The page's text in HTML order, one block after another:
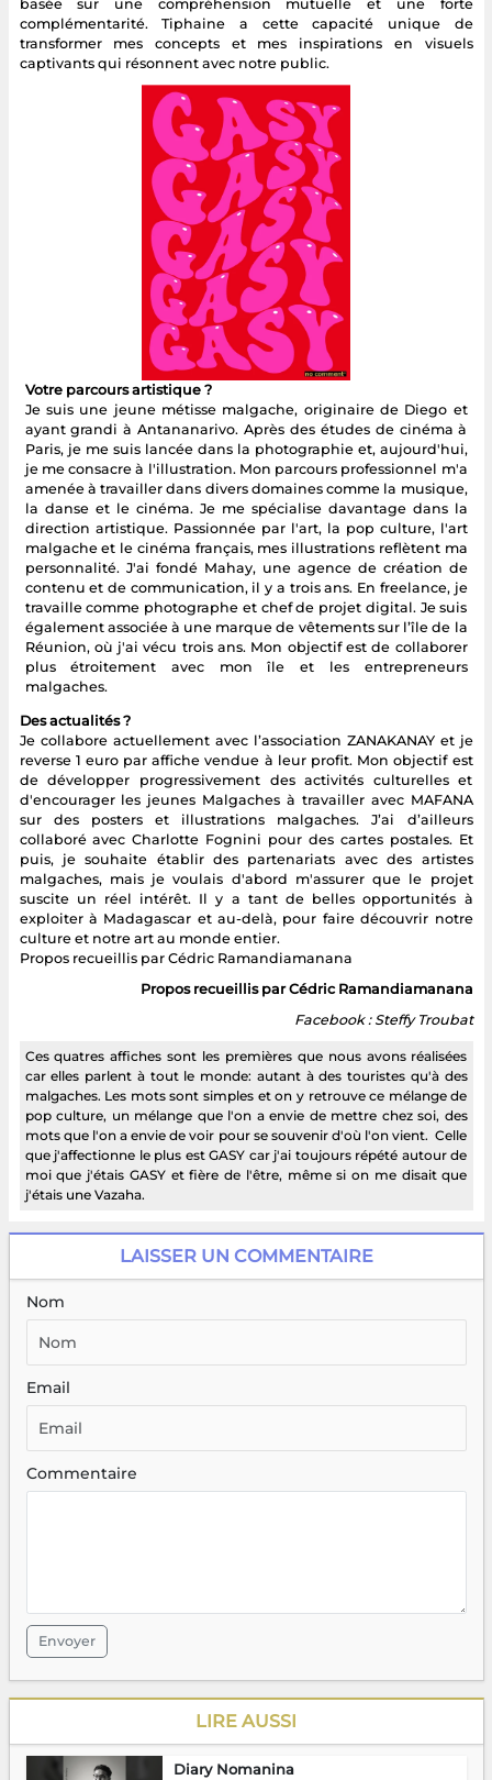
basée sur une compréhension mutuelle et une forte
complémentarité. Tiphaine a cette capacité unique de
transformer mes concepts et mes inspirations en visuels
captivants qui résonnent avec notre public.
Votre parcours artistique ?
Je suis une jeune métisse malgache, originaire de Diego et
ayant grandi à Antananarivo. Après des études de cinéma à
Paris, je me suis lancée dans la photographie et, aujourd'hui,
je me consacre à l'illustration. Mon parcours professionnel m'a
amenée à travailler dans divers domaines comme la musique,
la danse et le cinéma. Je me spécialise davantage dans la
direction artistique. Passionnée par l'art, la pop culture, l'art
malgache et le cinéma français, mes illustrations reflètent ma
personnalité. J'ai fondé Mahay, une agence de création de
contenu et de communication, il y a trois ans. En freelance, je
travaille comme photographe et chef de projet digital. Je suis
également associée à une marque de vêtements sur l’île de la
Réunion, où j'ai vécu trois ans. Mon objectif est de collaborer
plus étroitement avec mon île et les entrepreneurs
malgaches.
Des actualités ?
Je collabore actuellement avec l’association ZANAKANAY et je
reverse 1 euro par affiche vendue à leur profit. Mon objectif est
de développer progressivement des activités culturelles et
d'encourager les jeunes Malgaches à travailler avec MAFANA
sur des posters et illustrations malgaches. J’ai d’ailleurs
collaboré avec Charlotte Fognini pour des cartes postales. Et
puis, je souhaite établir des partenariats avec des artistes
malgaches, mais je voulais d'abord m'assurer que le projet
suscite un réel intérêt. Il y a tant de belles opportunités à
exploiter à Madagascar et au-delà, pour faire découvrir notre
culture et notre art au monde entier.
Propos recueillis par Cédric Ramandiamanana
Propos recueillis par Cédric Ramandiamanana
Facebook : Steffy Troubat
Ces quatres affiches sont les premières que nous avons réalisées
car elles parlent à tout le monde: autant à des touristes qu'à des
malgaches. Les mots sont simples et on y retrouve ce mélange de
pop culture, un mélange que l'on a envie de mettre chez soi, des
mots que l'on a envie de voir pour se souvenir d'où l'on vient. Celle
que j'affectionne le plus est GASY car j'ai toujours répété autour de
moi que j'étais GASY et fière de l'être, même si on me disait que
j'étais une Vazaha.
LAISSER UN COMMENTAIRE
Nom
Email
Commentaire
Envoyer
LIRE AUSSI
Diary Nomanina